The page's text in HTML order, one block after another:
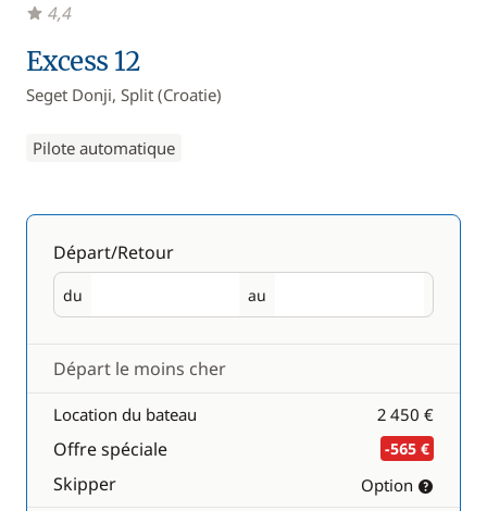
Excess 12
Seget Donji, Split (Croatie)
Pilote automatique
4,4
Départ/Retour
du
Départ au
Retour
Départ le moins cher
Location du bateau 2 450 €
Offre spéciale -565 €
Skipper Option